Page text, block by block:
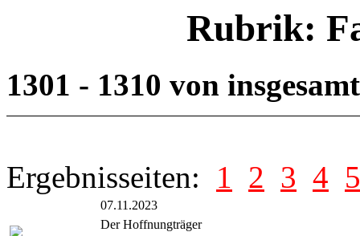
Rubrik:
1301 - 1310 von
Ergebnisseiten: 1 2 3 4 5
07.11.2023
Der Hoffnungträger